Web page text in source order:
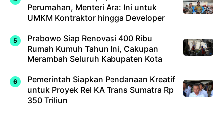
Perumahan, Menteri Ara: Ini untuk
UMKM Kontraktor hingga Developer
Prabowo Siap Renovasi 400 Ribu
Rumah Kumuh Tahun Ini, Cakupan
Merambah Seluruh Kabupaten Kota
Pemerintah Siapkan Pendanaan Kreatif
untuk Proyek Rel KA Trans Sumatra Rp
350 Triliun